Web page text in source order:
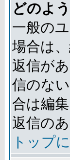
どのよ
一般の
場合は
返信が
信のな
合は編
返信の
トップ